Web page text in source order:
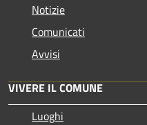
Notizie
Comunicati
Avvisi
VIVERE IL COMUNE
Luoghi